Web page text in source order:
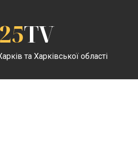
25TV
та Харківської області